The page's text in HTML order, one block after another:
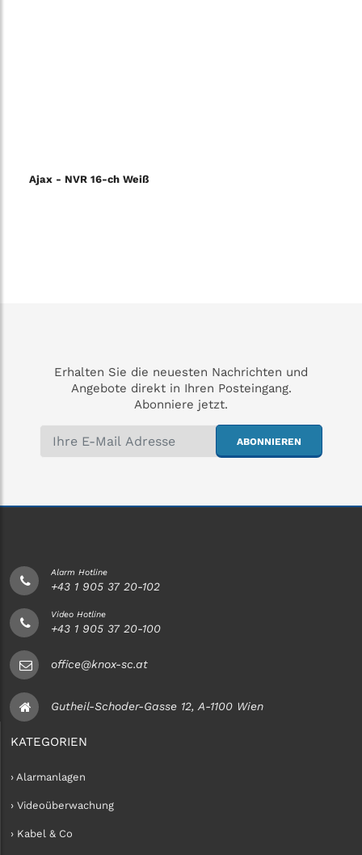
Ajax - NVR 16-ch Weiß
Erhalten Sie die neuesten Nachrichten und
Angebote direkt in Ihren Posteingang.
Abonniere jetzt.
ABONNIEREN
Alarm Hotline
+43 1 905 37 20-102
Video Hotline
+43 1 905 37 20-100
office@knox-sc.at
Gutheil-Schoder-Gasse 12, A-1100 Wien
KATEGORIEN
› Alarmanlagen
› Videoüberwachung
› Kabel & Co